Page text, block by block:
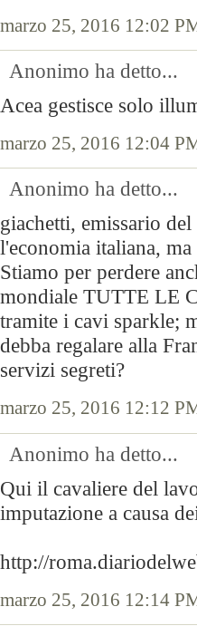
marzo 25, 2016 12:02
Anonimo ha detto...
Acea gestisce solo
marzo 25, 2016 12:04
Anonimo ha detto...
giachetti, emissario
l'economia italiana,
Stiamo per perdere
mondiale TUTTE LE
tramite i cavi sparkle;
debba regalare alla
servizi segreti?
marzo 25, 2016 12:12
Anonimo ha detto...
Qui il cavaliere del
imputazione a causa
http://
marzo 25, 2016 12:14